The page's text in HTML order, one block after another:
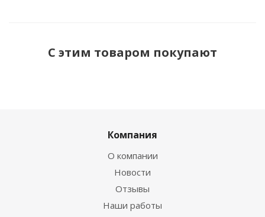
С этим товаром покупают
Компания
О компании
Новости
Отзывы
Наши работы